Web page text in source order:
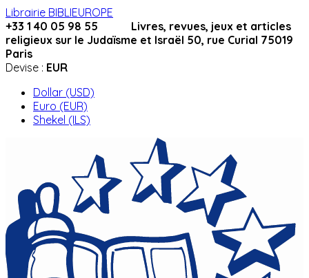
Librairie BIBLIEUROPE
+33 1 40 05 98 55 Livres, revues, jeux et articles
religieux sur le Judaïsme et Israël 50, rue Curial 75019
Paris
Devise : EUR
Dollar (USD)
Euro (EUR)
Shekel (ILS)